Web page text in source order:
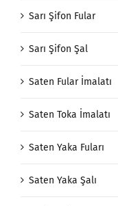
Sarı Şifon Fular
Sarı Şifon Şal
Saten Fular İmalatı
Saten Toka İmalatı
Saten Yaka Fuları
Saten Yaka Şalı